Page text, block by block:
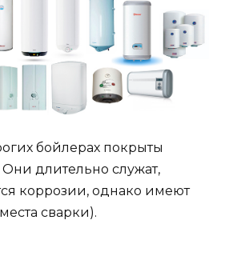
бойлерах покрыты
Они длительно служат,
коррозии, однако имеют
сварки).